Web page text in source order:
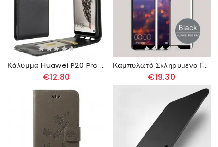
Κάλυμμα Huawei P20 Pro Θήκη Flip Αναδιπλούμενο
€12.80
Καμπυλωτό Σκληρυμένο Γυαλί Προστασίας Για Huawei P20 Pro Mofi
€19.30